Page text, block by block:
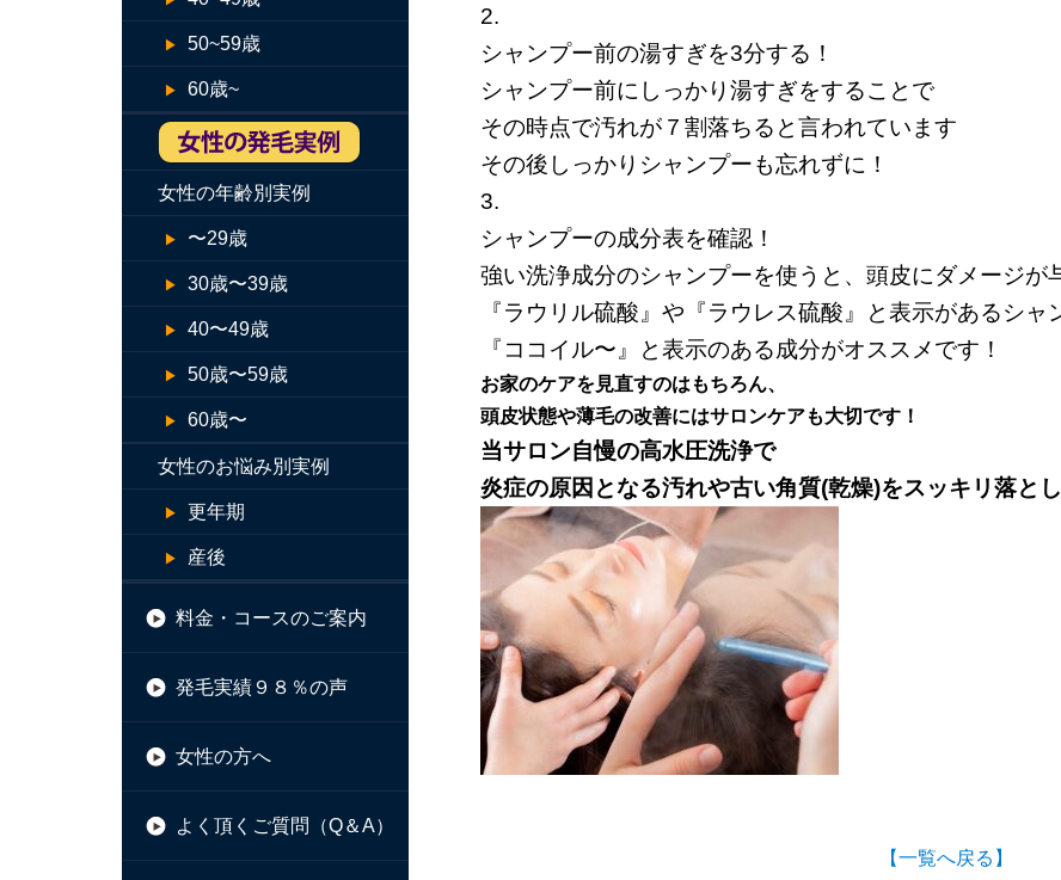
50~59歳
60歳~
女性の年齢別実例
〜29歳
30歳〜39歳
40〜49歳
50歳〜59歳
60歳〜
女性のお悩み別実例
更年期
産後
料金・コースのご案内
発毛実績９８％の声
女性の方へ
よく頂くご質問（Q＆A）
2.
シャンプー前の湯すぎを3分する！
シャンプー前にしっかり湯すぎをすることで
その時点で汚れが７割落ちると言われています
その後しっかりシャンプーも忘れずに！
3.
シャンプーの成分表を確認！
強い洗浄成分のシャンプーを使うと、頭皮にダメージが
『ラウリル硫酸』や『ラウレス硫酸』と表示があるシャ
『ココイル〜』と表示のある成分がオススメです！
お家のケアを見直すのはもちろん、
頭皮状態や薄毛の改善にはサロンケアも大切です！
当サロン自慢の高水圧洗浄で
炎症の原因となる汚れや古い角質(乾燥)をスッキリ落と
【一覧へ戻る】